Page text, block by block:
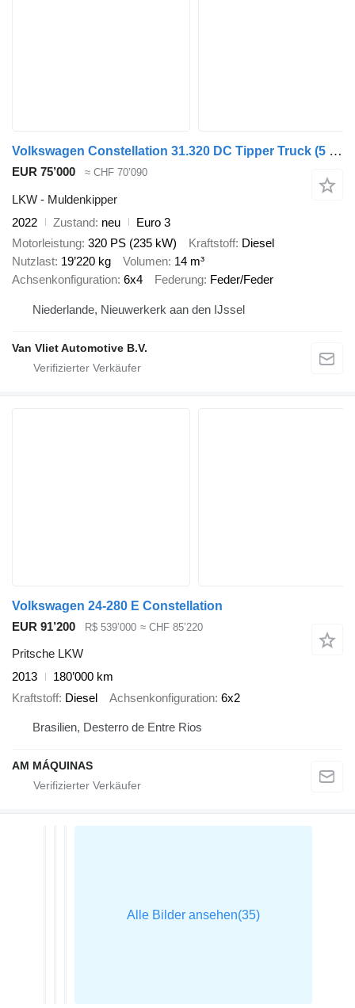
Volkswagen Constellation 31.320 DC Tipper Truck (5 units)
EUR 75’000 ≈ CHF 70’090
LKW - Muldenkipper
2022
Zustand neu
Euro 3
Motorleistung 320 PS (235 kW) Kraftstoff Diesel
Nutzlast 19’220 kg Volumen 14 m³
Achsenkonfiguration 6x4 Federung Feder/Feder
Niederlande, Nieuwerkerk aan den IJssel
Van Vliet Automotive B.V.
Volkswagen 24-280 E Constellation
EUR 91’200
R$ 539’000 ≈ CHF 85’220
Pritsche LKW
2013
180’000 km
Kraftstoff Diesel Achsenkonfiguration 6x2
Brasilien, Desterro de Entre Rios
AM MÁQUINAS